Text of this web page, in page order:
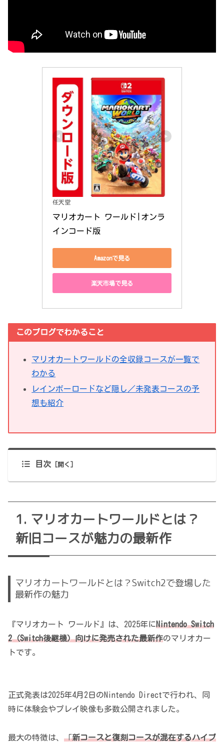
任天堂
マリオカート ワールド|オンラ
インコード版
Amazonで見る
楽天市場で見る
このブログでわかること
マリオカートワールドの全収録コースが一覧で
わかる
レインボーロードなど隠し／未発表コースの予
想も紹介
目次
マリオカートワールドとは？
新旧コースが魅力の最新作
マリオカートワールドとは？Switch2で登場した
最新作の魅力
『マリオカート ワールド』は、2025年にNintendo Switch
2（Switch後継機）向けに発売された最新作のマリオカー
トです。
正式発表は2025年4月2日のNintendo Directで行われ、同
時に体験会やプレイ映像も多数公開されました。
最大の特徴は、 「新コースと復刻コースが混在するハイブ